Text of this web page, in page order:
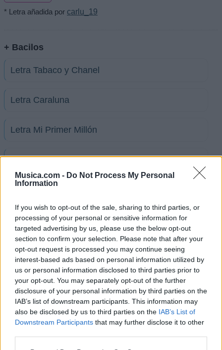
Musica.com - Do Not Process My Personal
Information
If you wish to opt-out of the sale, sharing to third parties, or
processing of your personal or sensitive information for
targeted advertising by us, please use the below opt-out
section to confirm your selection. Please note that after your
opt-out request is processed you may continue seeing
interest-based ads based on personal information utilized by
us or personal information disclosed to third parties prior to
your opt-out. You may separately opt-out of the further
disclosure of your personal information by third parties on the
IAB’s list of downstream participants. This information may
also be disclosed by us to third parties on the IAB’s List of
Downstream Participants that may further disclose it to other
* Letra añadida por carlu_19
+ Bacilos
Letra Tabaco y Chanel
Letra Caraluna
Letra Mi Primer Millón
Letra Pasos de gigante
Letra Soledad
Letra Guerras Perdidas
Letra Barcelona
Letra Dime
+ Letras de Bacilos
Discografía Biografía Ranking Fotos Foro